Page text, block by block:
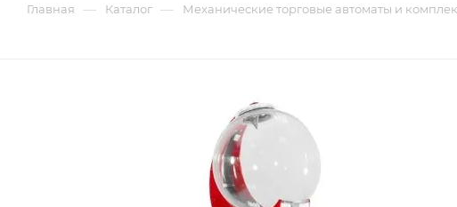
Главная — Каталог — Механические торговые автоматы и